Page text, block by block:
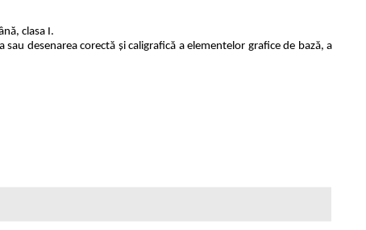
clasa I.
desenarea corectă şi caligrafică a elementelor grafice de bază, a